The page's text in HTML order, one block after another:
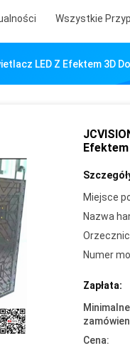
Wszystkie
LED Z Efektem 3D
Miejsce
Nazwa
Numer
Zapłata:
Minimalne
Cena: